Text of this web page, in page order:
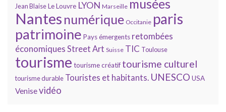
Jean BlaiseLe Louvre LYON Marseille musées
Nantes numérique Occitanie paris
patrimoine Pays émergents retombées
économiques Street Art Suisse TIC Toulouse
tourisme tourisme créatif tourisme culturel
tourisme durable Touristes et habitants. UNESCO USA
Venisevidéo